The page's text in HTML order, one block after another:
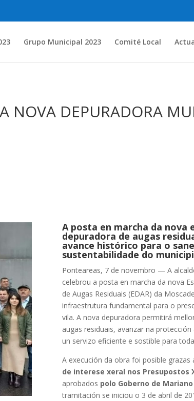
Grupo Municipal 2023 Comité Local
NOVA DEPURADORA
A posta en marcha da nova
depuradora de augas
avance histórico para o
sustentabilidade do
Ponteareas, 7 de novembro — A
celebrou a posta en marcha da nova
de Augas Residuais (EDAR) da
infraestrutura fundamental para o
vila. A nova depuradora permitirá
augas residuais, avanzar na
un servizo eficiente e sostible para
A execución da obra foi posible grazas
de interese xeral nos Presupostos
aprobados polo Goberno de
tramitación se iniciou o 3 de abril de